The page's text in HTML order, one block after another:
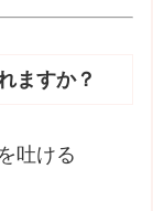
ますか？
吐ける